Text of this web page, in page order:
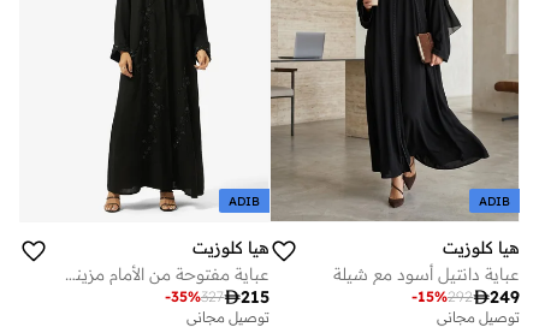
ADIB
هيا كلوزيت
عباية دانتيل أسود مع شيلة
249
292
-15%
توصيل مجاني
ADIB
هيا كلوزيت
عباية مفتوحة من الأمام مزينة بنقوش بنمط زهور مع ياقة لابيل
215
327
-35%
توصيل مجاني